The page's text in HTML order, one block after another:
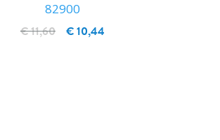
82900
€ 10,44
€ 11,60